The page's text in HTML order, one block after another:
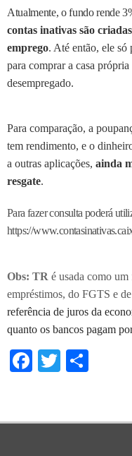
Atualmente, o fundo rende
contas inativas são
emprego. Até então, ele só
para comprar a casa
desempregado.
Para comparação, a
tem rendimento, e o
a outras aplicações, ainda
resgate.
Para fazer consulta poderá
https://
Obs: TR é usada como
empréstimos, do FGTS e
referência de juros da
quanto os bancos pagam
Facebook
Twitter